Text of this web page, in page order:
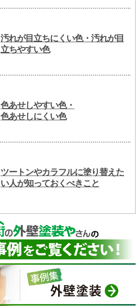
汚れが目立ちにくい色・汚れが目
立ちやすい色
色あせしやすい色・
色あせしにくい色
ツートンやカラフルに塗り替えた
い人が知っておくべきこと